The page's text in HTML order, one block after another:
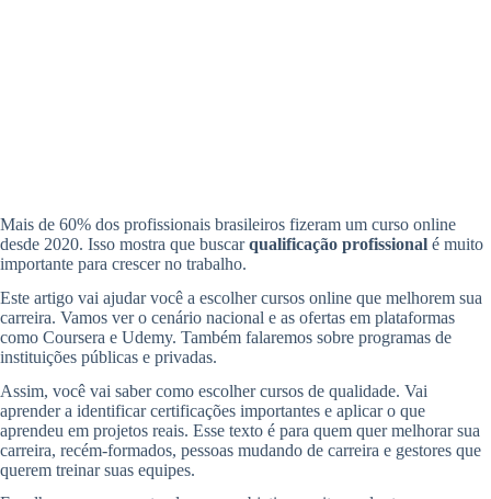
Mais de 60% dos profissionais brasileiros fizeram um curso online
desde 2020. Isso mostra que buscarqualificação profissional é muito
importante para crescer no trabalho.
Este artigo vai ajudar você a escolher cursos online que melhorem sua
carreira. Vamos ver o cenário nacional e as ofertas em plataformas
como Coursera e Udemy. Também falaremos sobre programas de
instituições públicas e privadas.
Assim, você vai saber como escolher cursos de qualidade. Vai
aprender a identificar certificações importantes e aplicar o que
aprendeu em projetos reais. Esse texto é para quem quer melhorar sua
carreira, recém-formados, pessoas mudando de carreira e gestores que
querem treinar suas equipes.